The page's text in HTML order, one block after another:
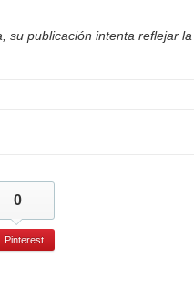
su publicación intenta reflejar la
0
Pinterest